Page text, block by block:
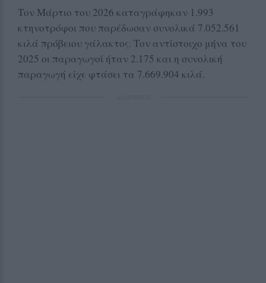
Τον Μάρτιο του 2026 καταγράφηκαν 1.993
κτηνοτρόφοι που παρέδωσαν συνολικά 7.052.561
κιλά πρόβειου γάλακτος. Τον αντίστοιχο μήνα του
2025 οι παραγωγοί ήταν 2.175 και η συνολική
παραγωγή είχε φτάσει τα 7.669.904 κιλά.